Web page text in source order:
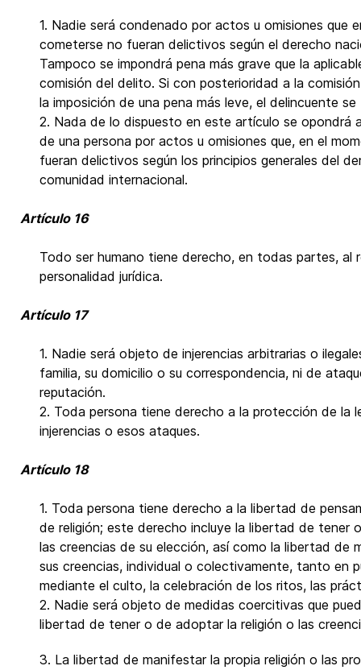
1. Nadie será condenado por actos u omisiones que
cometerse no fueran delictivos según el derecho
Tampoco se impondrá pena más grave que la
comisión del delito. Si con posterioridad a la
la imposición de una pena más leve, el delincuente
2. Nada de lo dispuesto en este artículo se opondrá
de una persona por actos u omisiones que, en el
fueran delictivos según los principios generales del
comunidad internacional.
Artículo 16
Todo ser humano tiene derecho, en todas partes, al
personalidad jurídica.
Artículo 17
1. Nadie será objeto de injerencias arbitrarias o
familia, su domicilio o su correspondencia, ni de
reputación.
2. Toda persona tiene derecho a la protección de la
injerencias o esos ataques.
Artículo 18
1. Toda persona tiene derecho a la libertad de
de religión; este derecho incluye la libertad de tener
las creencias de su elección, así como la libertad de
sus creencias, individual o colectivamente, tanto en
mediante el culto, la celebración de los ritos, las
2. Nadie será objeto de medidas coercitivas que
libertad de tener o de adoptar la religión o las
3. La libertad de manifestar la propia religión o las